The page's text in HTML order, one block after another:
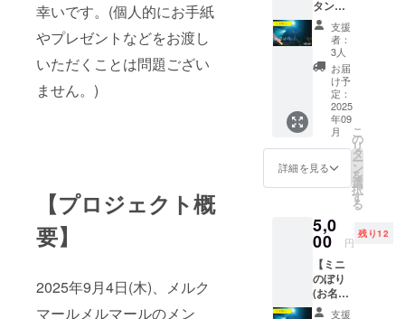
幸いです。(個人的にお手紙
やプレゼントなどをお渡し
いただくことは問題ござい
ません。)
【プロジェクト概
要】
2025年9月4日(木)、メルク
マールメルマールのメン
載方
法：文
字の
み、ロ
ゴ／バ
ナーの
掲載は
不可 ・
掲載サ
イズ：
小 ※支
援時に
希望さ
れるお
名前ま
たは
ニック
ネーム
を必ず
タンド
お名前
掲載
(大)】
フラ
ワース
タンド
に、支
援者様
のお名
前
（ニッ
クネー
ム）を
ます。
・掲載
期間：
生誕祭
当日 ・
掲載方
法：文
支援
者：
3人
お届
け予
定：
2025
年09
月
詳細を見る
こ
の
リ
タ
ー
ン
を
選
択
す
る
5,0
00 円
残り12
【ミニ
のぼり
(お名前
入り)】
支援